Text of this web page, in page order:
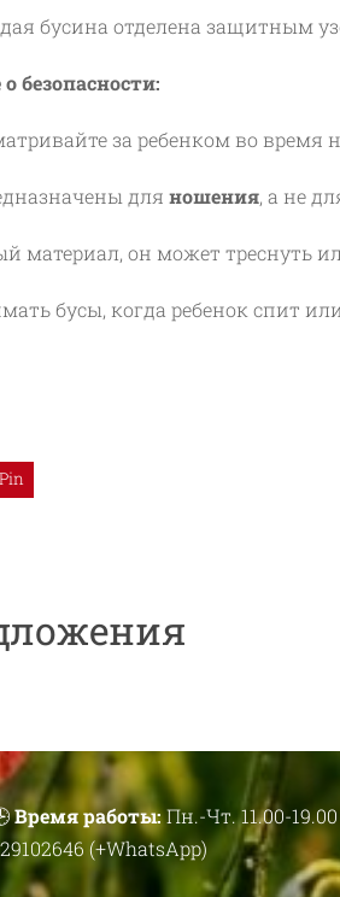
бусина отделена защитным
безопасности:
за ребенком во время
для ношения, а не
материал, он может треснуть
бусы, когда ребенок спит
Pin
Время работы:Пн.-Чт. 11.00-19.00
(+WhatsApp)